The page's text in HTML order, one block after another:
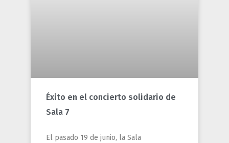
Éxito en el concierto solidario de
Sala 7
El pasado 19 de junio, la Sala